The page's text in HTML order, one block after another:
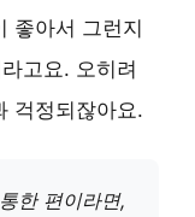
좋아서 그런지
고요. 오히려
걱정되잖아요.
한 편이라면,